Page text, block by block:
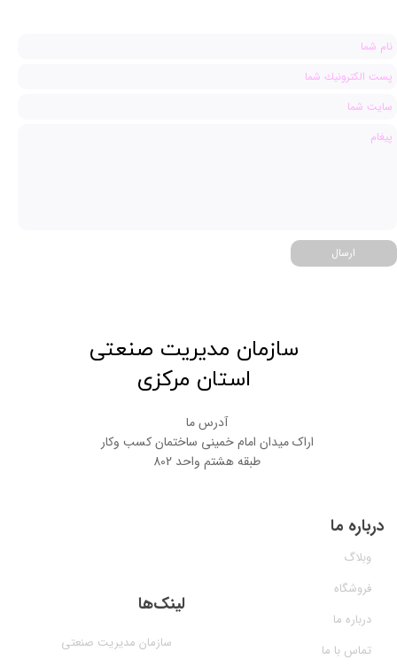
ارسال
​سازمان مدیریت صنعتی
استان مرکزی
آدرس ما
اراک میدان امام خمینی ساختمان کسب وکار
طبقه هشتم واحد 802
وبلاگ
فروشگاه
درباره ما
تماس با ما
درباره ما
لینک‌ها
سازمان مدیریت صنعتی